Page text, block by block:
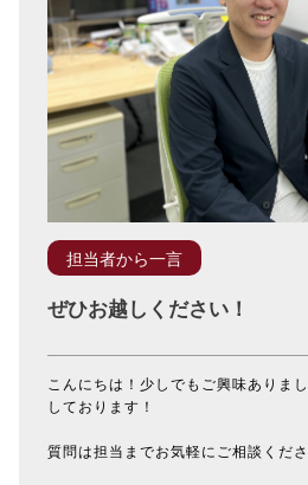
担当者から一言
ぜひお越しください！
こんにちは！少しでもご興味ありま
しております！
質問は担当までお気軽にご相談くださ